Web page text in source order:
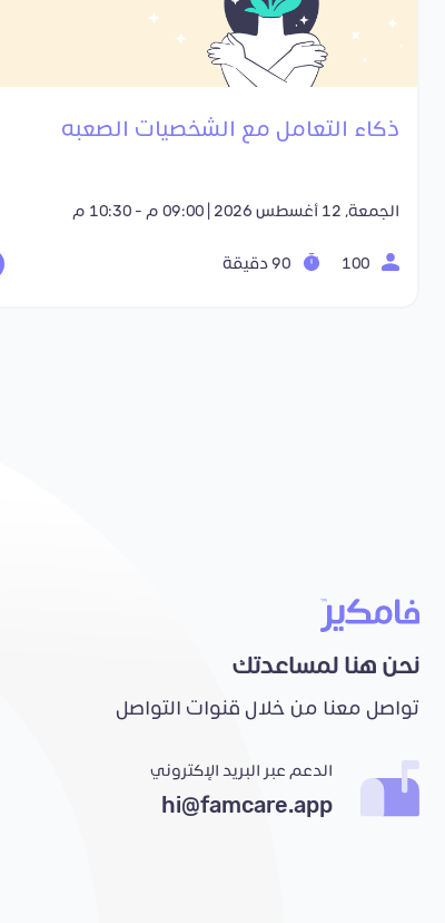
ذكاء التعامل مع الشخصيات الصعبه
الجمعة, 12 أغسطس 2026 | 09:00 م - 10:30 م
نحن هنا لمساعدتك
تواصل معنا من خلال قنوات التواصل
الدعم عبر البريد الإكتروني
hi@famcare.app